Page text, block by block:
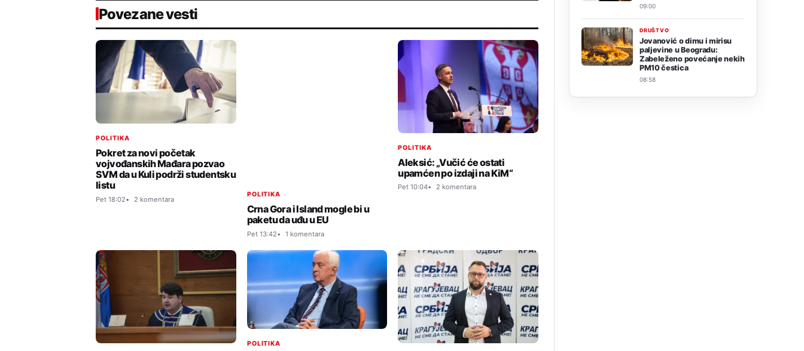
Povezane vesti
POLITIKA
Pokret za novi početak
vojvođanskih Mađara pozvao
SVM da u Kuli podrži studentsku
listu
Pet 18:02 2 komentara
POLITIKA
Crna Gora i Island mogle bi u
paketu da uđu u EU
Pet 13:42 1 komentara
POLITIKA
Aleksić: „Vučić će ostati
upamćen po izdaji na KiM“
Pet 10:04 2 komentara
POLITIKA
09:00
DRUŠTVO
Jovanović o dimu i mirisu
paljevine u Beogradu:
Zabeleženo povećanje nekih
PM10 čestica
08:58